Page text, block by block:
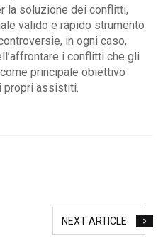
la soluzione dei conflitti,
valido e rapido strumento
in ogni caso,
i conflitti che gli
principale obiettivo
propri assistiti.
NEXT ARTICLE